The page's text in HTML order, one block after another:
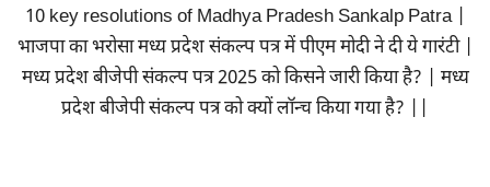
10 key resolutions of Madhya Pradesh Sankalp Patra |
भाजपा का भरोसा मध्य प्रदेश संकल्प पत्र में पीएम मोदी ने दी ये गारंटी |
मध्य प्रदेश बीजेपी संकल्प पत्र 2025 को किसने जारी किया है? | मध्य
प्रदेश बीजेपी संकल्प पत्र को क्यों लॉन्च किया गया है? ||